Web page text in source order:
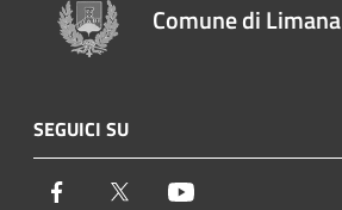
Comune di Limana
SEGUICI SU
Facebook Twitter